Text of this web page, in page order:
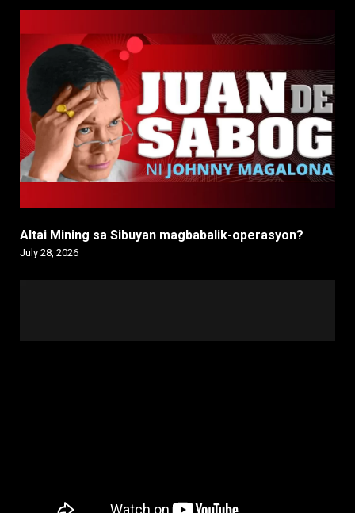
Altai Mining sa Sibuyan magbabalik-operasyon?
July 28, 2026